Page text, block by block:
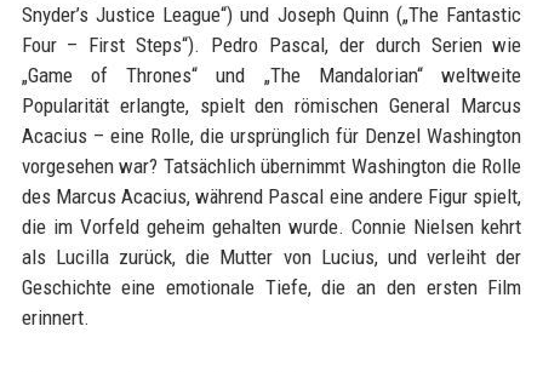
Snyder’s Justice League“) und Joseph Quinn („The Fantastic
Four – First Steps“). Pedro Pascal, der durch Serien wie
„Game of Thrones“ und „The Mandalorian“ weltweite
Popularität erlangte, spielt den römischen General Marcus
Acacius – eine Rolle, die ursprünglich für Denzel Washington
vorgesehen war? Tatsächlich übernimmt Washington die Rolle
des Marcus Acacius, während Pascal eine andere Figur spielt,
die im Vorfeld geheim gehalten wurde. Connie Nielsen kehrt
als Lucilla zurück, die Mutter von Lucius, und verleiht der
Geschichte eine emotionale Tiefe, die an den ersten Film
erinnert.